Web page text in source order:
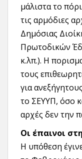
μάλιστα το
τις αρμόδιες
Δημόσιας
Πρωτοδικών
κ.λπ.). Η
τους
για
το ΣΕΥΥΠ, όσο
αρχές δεν την
Οι έπαινοι
Η υπόθεση